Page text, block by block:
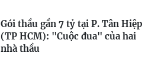
Gói thầu gần 7 tỷ tại P. Tân Hiệp
(TP HCM): "Cuộc đua" của hai
nhà thầu